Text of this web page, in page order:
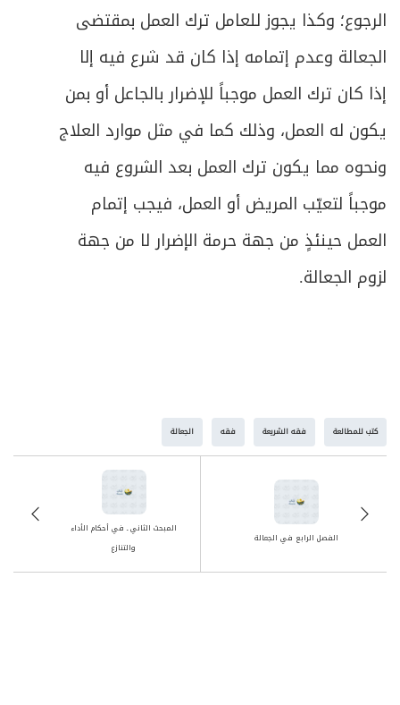
الرجوع؛ وكذا يجوز للعامل ترك العمل بمقتضى
الجعالة وعدم إتمامه إذا كان قد شرع فيه إلا
إذا كان ترك العمل موجباً للإضرار بالجاعل أو بمن
يكون له العمل، وذلك كما في مثل موارد العلاج
ونحوه مما يكون ترك العمل بعد الشروع فيه
موجباً لتعيّب المريض أو العمل، فيجب إتمام
العمل حينئذٍ من جهة حرمة الإضرار لا من جهة
لزوم الجعالة.
كتب للمطالعة فقه الشريعة فقه الجعالة
المبحث الثاني ـ في أحكام الأداء
والتنازع
الفصل الرابع في الجعالة
ص
513 المطلب الثاني ـ في ما تباع به الثمرة
ص
515 المبحث الثاني ـ في بيع الحيوان
517 المبحث الثالث ـ في بيع السلف
ص
525 الفصل الثالث في الثمن
ص
527 المبحث الأول ـ في مقدار الثمن
530 المبحث الثاني ـ في ربا المعاملة
ص549 المبحث الأول ـ في صيغة الصلح وخصائصه
المبحث الثاني ـ في موارد الصلح